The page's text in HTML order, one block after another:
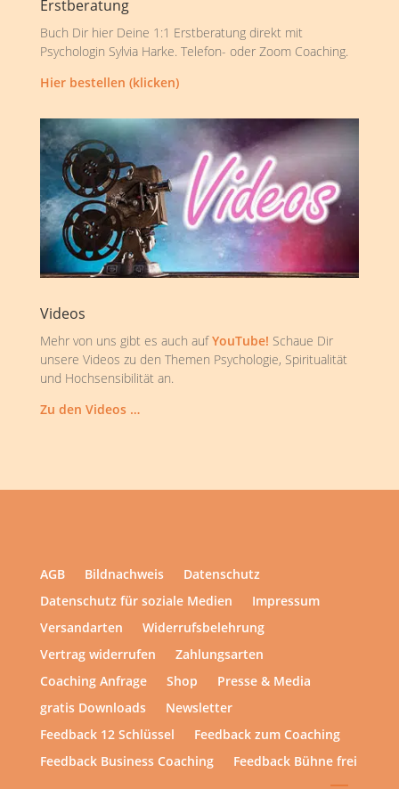
Erstberatung
Buch Dir hier Deine 1:1 Erstberatung direkt mit
Psychologin Sylvia Harke. Telefon- oder Zoom Coaching.
Hier bestellen (klicken)
Videos
Mehr von uns gibt es auch aufYouTube! Schaue Dir
unsere Videos zu den Themen Psychologie, Spiritualität
und Hochsensibilität an.
Zu den Videos …
AGB Bildnachweis
Datenschutz
Datenschutz für soziale Medien
Impressum
Versandarten
Widerrufsbelehrung
Vertrag widerrufen
Zahlungsarten
Coaching Anfrage
Shop
Presse & Media
gratis Downloads
Newsletter
Feedback 12 Schlüssel
Feedback zum Coaching
Feedback Business Coaching
Feedback Bühne frei